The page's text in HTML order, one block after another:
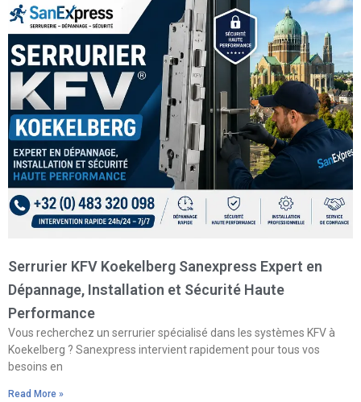
Serrurier KFV Koekelberg Sanexpress Expert en
Dépannage, Installation et Sécurité Haute
Performance
Vous recherchez un serrurier spécialisé dans les systèmes KFV à
Koekelberg ? Sanexpress intervient rapidement pour tous vos
besoins en
Read More »